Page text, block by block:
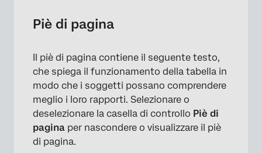
Piè di pagina
Il piè di pagina contiene il seguente testo,
che spiega il funzionamento della tabella in
modo che i soggetti possano comprendere
meglio i loro rapporti. Selezionare o
deselezionare la casella di controllo Piè di
pagina per nascondere o visualizzare il piè
di pagina.